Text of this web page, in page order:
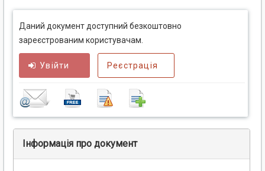
Даний документ доступний безкоштовно
зареєстрованим користувачам.
Увійти Реєстрація
Інформація про документ